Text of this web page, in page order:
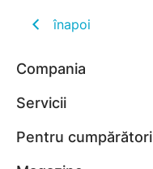
înapoi
Compania
Servicii
Pentru cumpărători